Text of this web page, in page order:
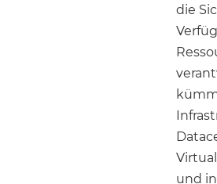
die
und